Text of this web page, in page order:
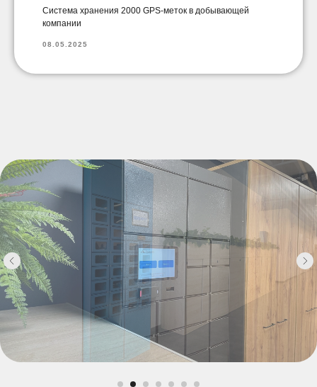
Система хранения 2000 GPS-меток в добывающей
компании
08.05.2025